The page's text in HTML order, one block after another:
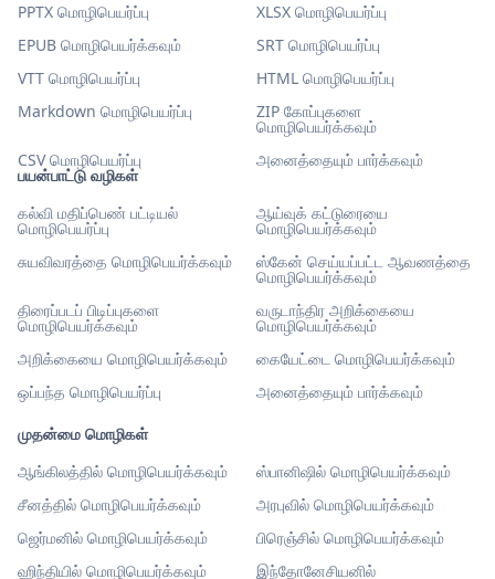
பயன்பாட்டு வழிகள்
கல்வி மதிப்பெண் பட்டியல்
மொழிபெயர்ப்பு
ஆய்வுக் கட்டுரையை
மொழிபெயர்க்கவும்
சுயவிவரத்தை மொழிபெயர்க்கவும்
ஸ்கேன் செய்யப்பட்ட ஆவணத்தை
மொழிபெயர்க்கவும்
திரைப்படப் பிடிப்புகளை
மொழிபெயர்க்கவும்
வருடாந்திர அறிக்கையை
மொழிபெயர்க்கவும்
அறிக்கையை மொழிபெயர்க்கவும்
கையேட்டை மொழிபெயர்க்கவும்
ஒப்பந்த மொழிபெயர்ப்பு
அனைத்தையும் பார்க்கவும்
முதன்மை மொழிகள்
ஆங்கிலத்தில் மொழிபெயர்க்கவும்
ஸ்பானிஷில் மொழிபெயர்க்கவும்
சீனத்தில் மொழிபெயர்க்கவும்
அரபுவில் மொழிபெயர்க்கவும்
ஜெர்மனில் மொழிபெயர்க்கவும்
பிரெஞ்சில் மொழிபெயர்க்கவும்
ஹிந்தியில் மொழிபெயர்க்கவும்
இந்தோனேசியனில்
PPTX மொழிபெயர்ப்பு
XLSX மொழிபெயர்ப்பு
EPUB மொழிபெயர்க்கவும்
SRT மொழிபெயர்ப்பு
VTT மொழிபெயர்ப்பு
HTML மொழிபெயர்ப்பு
Markdown மொழிபெயர்ப்பு
ZIP கோப்புகளை
மொழிபெயர்க்கவும்
CSV மொழிபெயர்ப்பு
அனைத்தையும் பார்க்கவும்